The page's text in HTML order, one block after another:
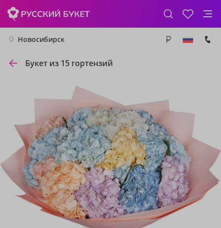
Новосибирск
Букет из 15 гортензий